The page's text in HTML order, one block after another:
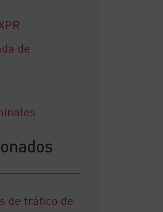
de
de tráfico de